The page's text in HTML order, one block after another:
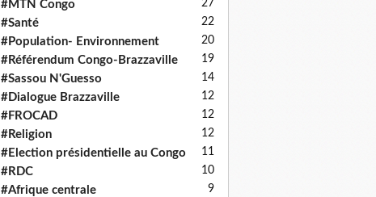
#MTN Congo 27
#Santé 22
#Population- Environnement 20
#Référendum Congo-Brazzaville 19
#Sassou N'Guesso 14
#Dialogue Brazzaville 12
#FROCAD 12
#Religion 12
#Election présidentielle au Congo 11
#RDC 10
#Afrique centrale 9